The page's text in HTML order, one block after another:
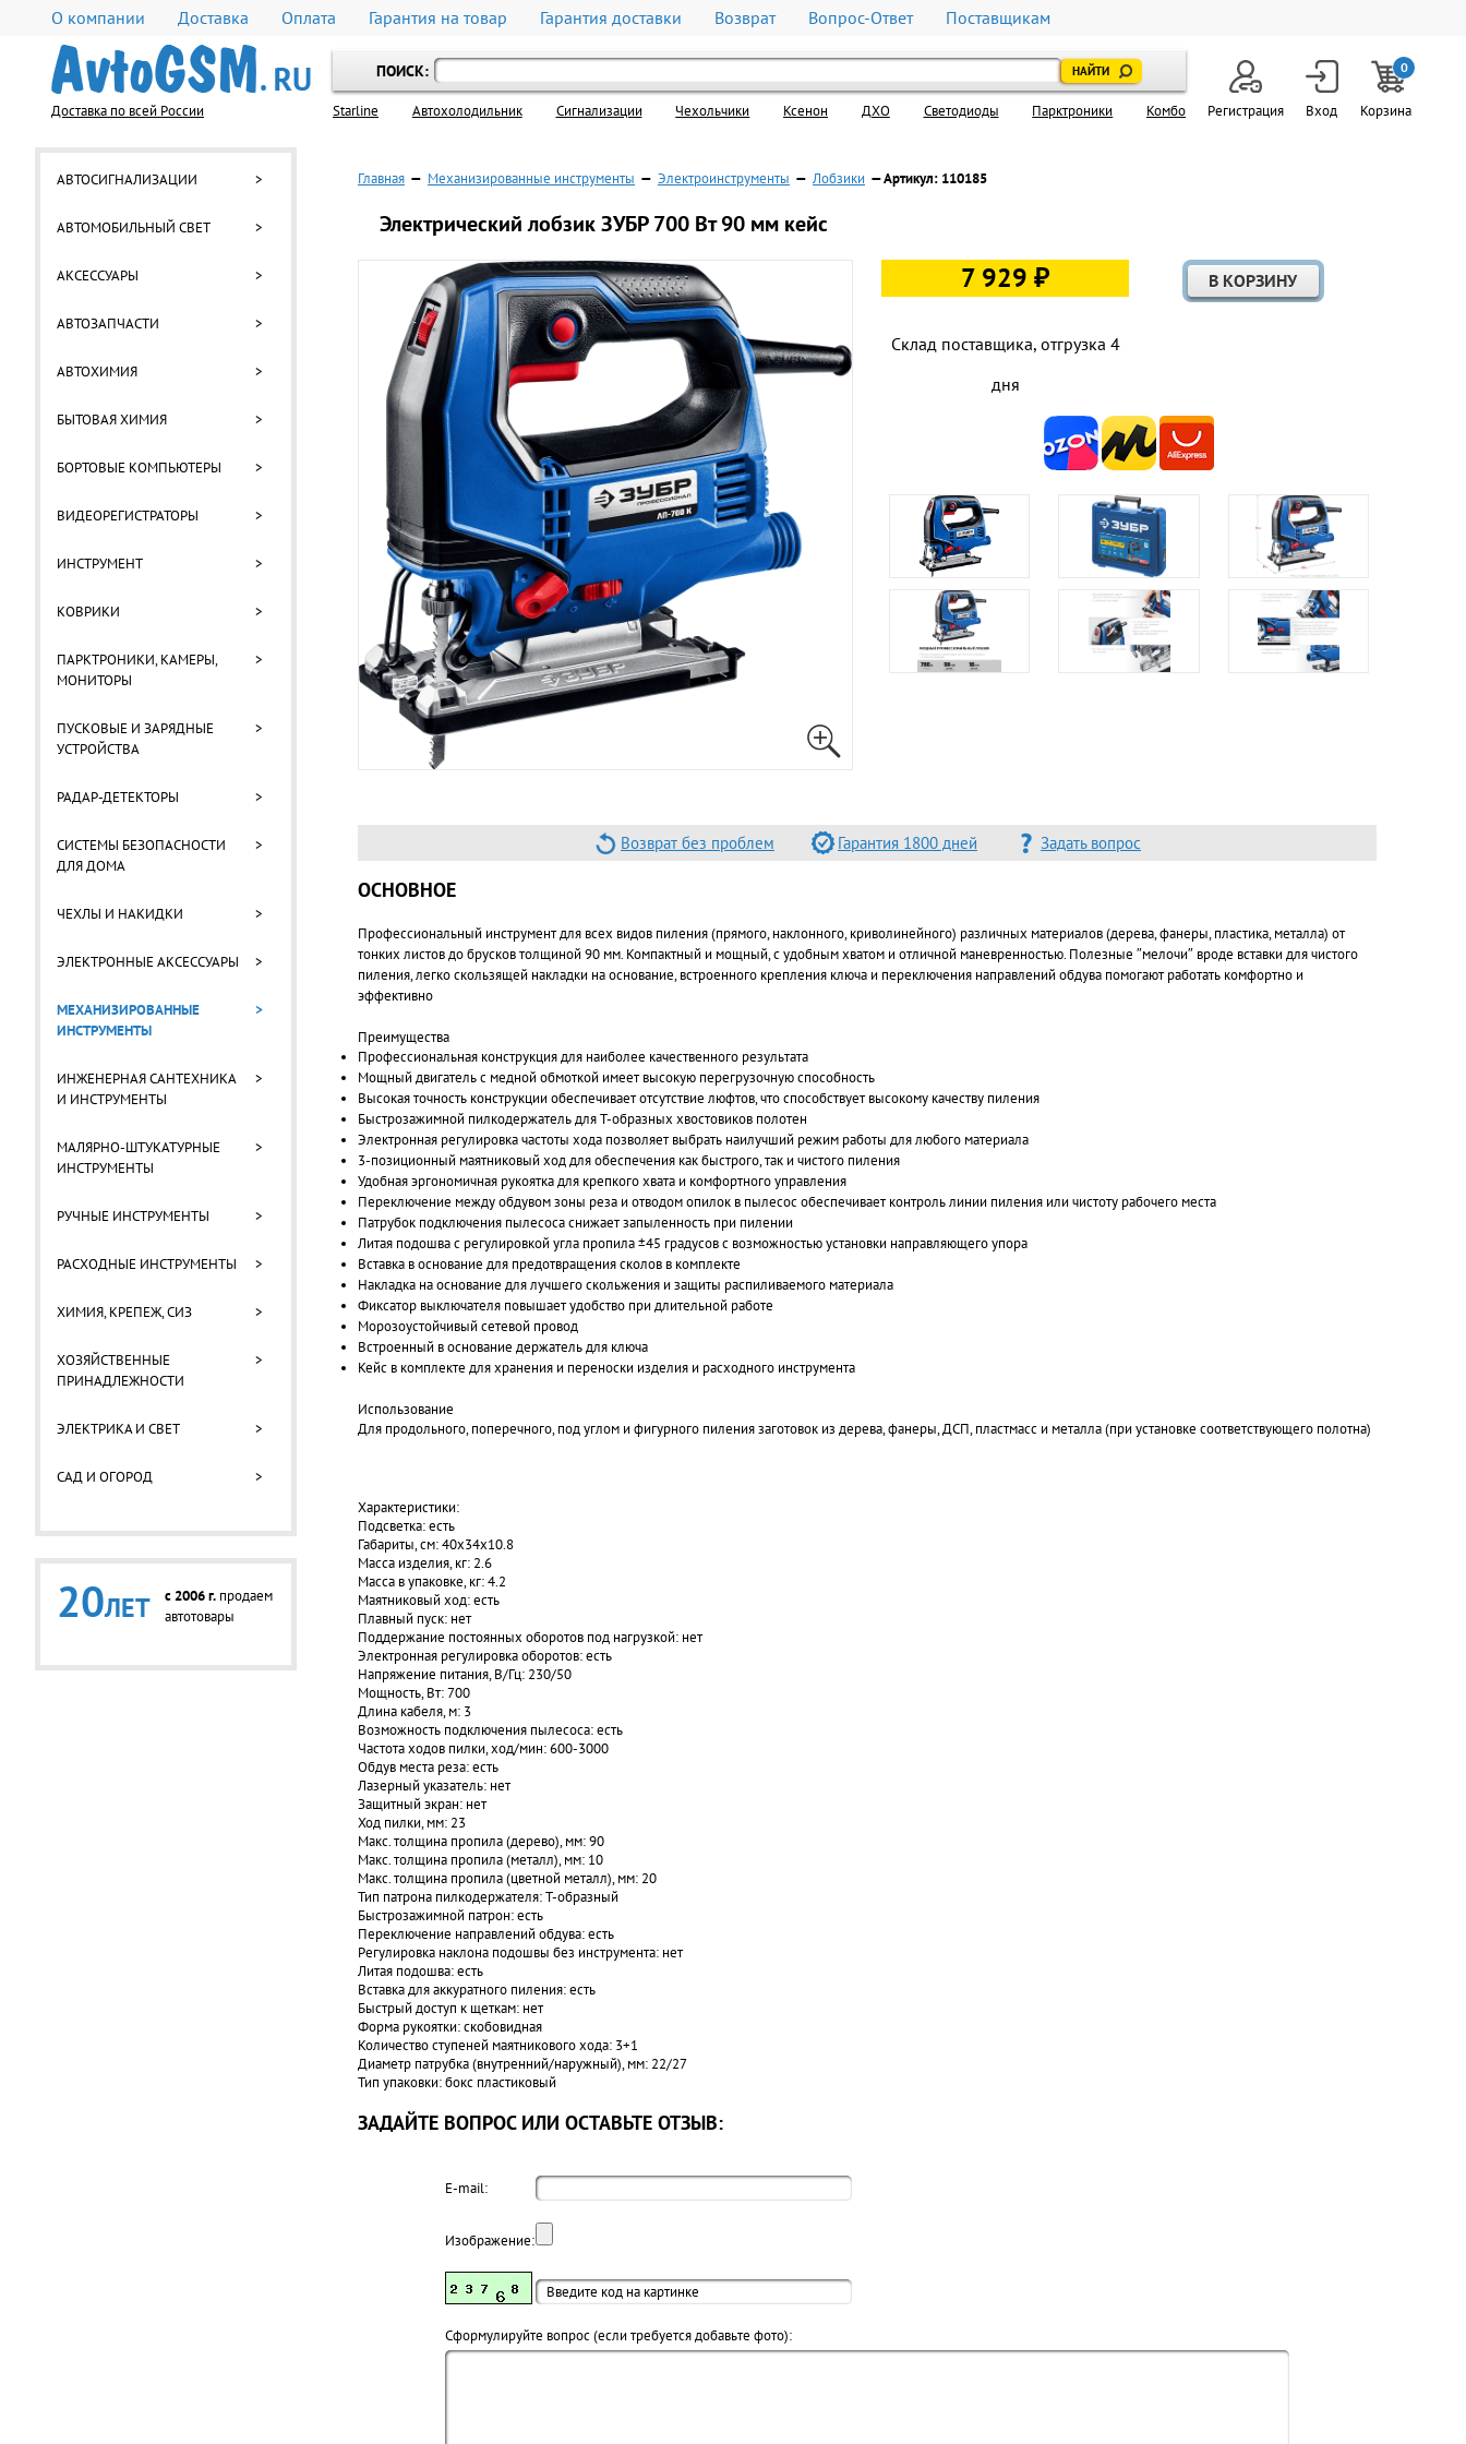
О компании Доставка Оплата Гарантия на товар Гарантия доставки Возврат Вопрос-Ответ Поставщикам
Доставка по всей России
ПОИСК:
Starline Автохолодильник Cигнализации Чехольчики Ксенон ДХО Светодиоды Парктроники Комбо Регистрация Вход
0
Корзина
АВТОСИГНАЛИЗАЦИИ >
АВТОМОБИЛЬНЫЙ СВЕТ >
АКСЕССУАРЫ >
АВТОЗАПЧАСТИ >
АВТОХИМИЯ >
БЫТОВАЯ ХИМИЯ >
БОРТОВЫЕ КОМПЬЮТЕРЫ >
ВИДЕОРЕГИСТРАТОРЫ >
ИНСТРУМЕНТ >
КОВРИКИ >
ПАРКТРОНИКИ, КАМЕРЫ,
МОНИТОРЫ
>
ПУСКОВЫЕ И ЗАРЯДНЫЕ
УСТРОЙСТВА
>
РАДАР-ДЕТЕКТОРЫ >
СИСТЕМЫ БЕЗОПАСНОСТИ
ДЛЯ ДОМА
>
ЧЕХЛЫ И НАКИДКИ >
ЭЛЕКТРОННЫЕ АКСЕССУАРЫ >
МЕХАНИЗИРОВАННЫЕ
ИНСТРУМЕНТЫ
>
ИНЖЕНЕРНАЯ САНТЕХНИКА
И ИНСТРУМЕНТЫ
>
МАЛЯРНО-ШТУКАТУРНЫЕ
ИНСТРУМЕНТЫ
>
РУЧНЫЕ ИНСТРУМЕНТЫ >
РАСХОДНЫЕ ИНСТРУМЕНТЫ >
ХИМИЯ, КРЕПЕЖ, СИЗ >
ХОЗЯЙСТВЕННЫЕ
ПРИНАДЛЕЖНОСТИ
>
ЭЛЕКТРИКА И СВЕТ >
САД И ОГОРОД >
20ЛЕТ c 2006 г. продаем
автотовары
Главная — Механизированные инструменты — Электроинструменты — Лобзики — Артикул: 110185
Электрический лобзик ЗУБР 700 Вт 90 мм кейс
7 929 ₽
Склад поставщика, отгрузка 4
дня
Возврат без проблем Гарантия 1800 дней Задать вопрос
ОСНОВНОЕ
Профессиональный инструмент для всех видов пиления (прямого, наклонного, криволинейного) различных материалов (дерева, фанеры, пластика, металла) от
тонких листов до брусков толщиной 90 мм. Компактный и мощный, с удобным хватом и отличной маневренностью. Полезные ″мелочи″ вроде вставки для чистого
пиления, легко скользящей накладки на основание, встроенного крепления ключа и переключения направлений обдува помогают работать комфортно и
эффективно
Преимущества
Профессиональная конструкция для наиболее качественного результата
Мощный двигатель с медной обмоткой имеет высокую перегрузочную способность
Высокая точность конструкции обеспечивает отсутствие люфтов, что способствует высокому качеству пиления
Быстрозажимной пилкодержатель для Т-образных хвостовиков полотен
Электронная регулировка частоты хода позволяет выбрать наилучший режим работы для любого материала
3-позиционный маятниковый ход для обеспечения как быстрого, так и чистого пиления
Удобная эргономичная рукоятка для крепкого хвата и комфортного управления
Переключение между обдувом зоны реза и отводом опилок в пылесос обеспечивает контроль линии пиления или чистоту рабочего места
Патрубок подключения пылесоса снижает запыленность при пилении
Литая подошва с регулировкой угла пропила ±45 градусов с возможностью установки направляющего упора
Вставка в основание для предотвращения сколов в комплекте
Накладка на основание для лучшего скольжения и защиты распиливаемого материала
Фиксатор выключателя повышает удобство при длительной работе
Морозоустойчивый сетевой провод
Встроенный в основание держатель для ключа
Кейс в комплекте для хранения и переноски изделия и расходного инструмента
Использование
Для продольного, поперечного, под углом и фигурного пиления заготовок из дерева, фанеры, ДСП, пластмасс и металла (при установке соответствующего полотна)
Характеристики:
Подсветка: есть
Габариты, см: 40x34x10.8
Масса изделия, кг: 2.6
Масса в упаковке, кг: 4.2
Маятниковый ход: есть
Плавный пуск: нет
Поддержание постоянных оборотов под нагрузкой: нет
Электронная регулировка оборотов: есть
Напряжение питания, В/Гц: 230/50
Мощность, Вт: 700
Длина кабеля, м: 3
Возможность подключения пылесоса: есть
Частота ходов пилки, ход/мин: 600-3000
Обдув места реза: есть
Лазерный указатель: нет
Защитный экран: нет
Ход пилки, мм: 23
Макс. толщина пропила (дерево), мм: 90
Макс. толщина пропила (металл), мм: 10
Макс. толщина пропила (цветной металл), мм: 20
Тип патрона пилкодержателя: Т-образный
Быстрозажимной патрон: есть
Переключение направлений обдува: есть
Регулировка наклона подошвы без инструмента: нет
Литая подошва: есть
Вставка для аккуратного пиления: есть
Быстрый доступ к щеткам: нет
Форма рукоятки: скобовидная
Количество ступеней маятникового хода: 3+1
Диаметр патрубка (внутренний/наружный), мм: 22/27
Тип упаковки: бокс пластиковый
ЗАДАЙТЕ ВОПРОС ИЛИ ОСТАВЬТЕ ОТЗЫВ:
E-mail:
Изображение:
Cформулируйте вопрос (если требуется добавьте фото):